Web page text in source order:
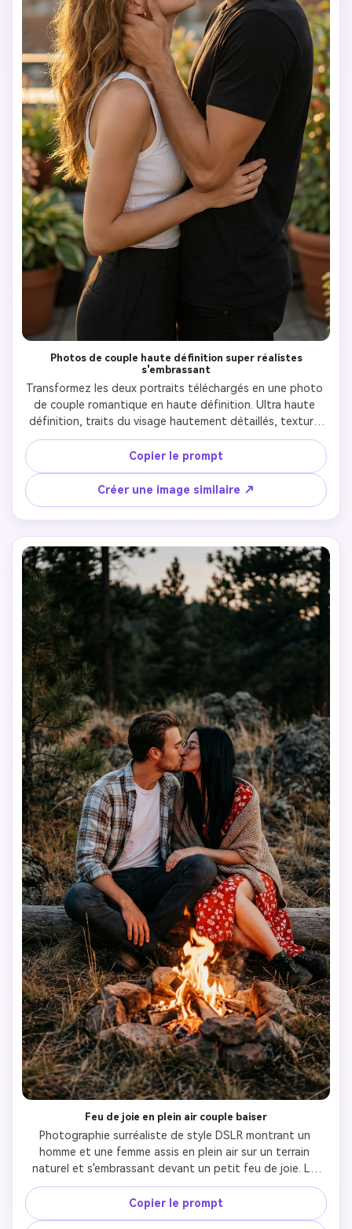
Photos de couple haute définition super réalistes
s'embrassant
Transformez les deux portraits téléchargés en une photo
de couple romantique en haute définition. Ultra haute
définition, traits du visage hautement détaillés, texture
de peau réaliste. Posture de baiser naturelle, connexion
émotionnelle, expression authentique. Style
photographique professionnel, lumière
cinématographique, aucun look de dessin animé ou
d'anime. Ressemble à une vraie photo de couple, pas
générée par l'IA.
Copier le prompt
Créer une image similaire ↗
Feu de joie en plein air couple baiser
Photographie surréaliste de style DSLR montrant un
homme et une femme assis en plein air sur un terrain
naturel et s'embrassant devant un petit feu de joie. Le
jeune homme (172 cm de hauteur, corps mince, visage et
coiffure identiques à la référence, cheveux noirs) portait
un T-shirt blanc enveloppé d'une chemise à carreaux clairs
Copier le prompt